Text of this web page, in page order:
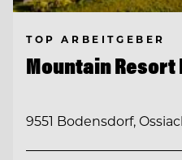
TOP ARBEITGEBER
Mountain Resort
9551 Bodensdorf,